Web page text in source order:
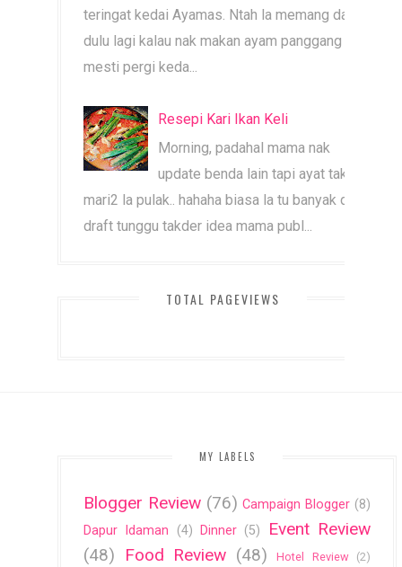
teringat kedai Ayamas. Ntah la memang dari
dulu lagi kalau nak makan ayam panggang
mesti pergi keda...
Resepi Kari Ikan Keli
Morning, padahal mama nak
update benda lain tapi ayat tak
mari2 la pulak.. hahaha biasa la tu banyak dah
draft tunggu takder idea mama publ...
TOTAL PAGEVIEWS
MY LABELS
Blogger Review (76) Campaign Blogger (8)
Dapur Idaman
(4) Dinner (5)
Event Review
(48)
Food Review (48) Hotel Review (2)